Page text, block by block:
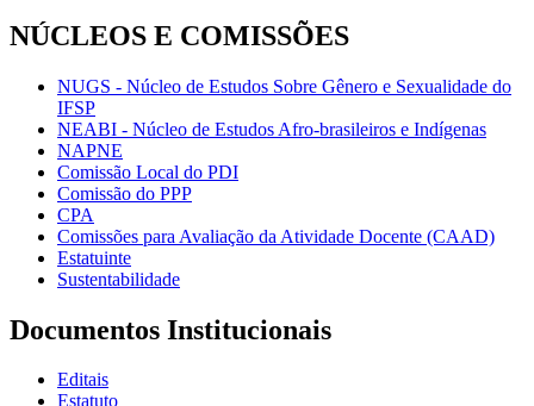
NÚCLEOS E COMISSÕES
NUGS - Núcleo de Estudos Sobre Gênero e Sexualidade do
IFSP
NEABI - Núcleo de Estudos Afro-brasileiros e Indígenas
NAPNE
Comissão Local do PDI
Comissão do PPP
CPA
Comissões para Avaliação da Atividade Docente (CAAD)
Estatuinte
Sustentabilidade
Documentos Institucionais
Editais
Estatuto